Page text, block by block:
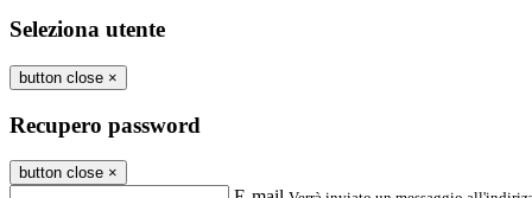
Seleziona utente
button close ×
Recupero password
button close ×